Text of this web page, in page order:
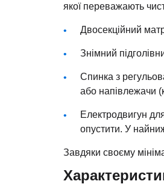
якої переважають
Двосекційний
Знімний
Спинка з
або напівлежачи
Електродвигун
опустити. У
Завдяки своєму